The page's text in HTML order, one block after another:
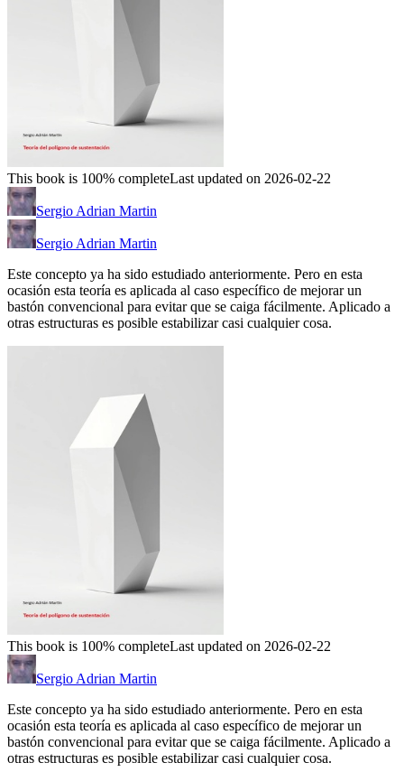
This book is 100% completeLast updated on 2026-02-22
Sergio Adrian Martin
Sergio Adrian Martin
Este concepto ya ha sido estudiado anteriormente. Pero en esta
ocasión esta teoría es aplicada al caso específico de mejorar un
bastón convencional para evitar que se caiga fácilmente. Aplicado a
otras estructuras es posible estabilizar casi cualquier cosa.
This book is 100% completeLast updated on 2026-02-22
Sergio Adrian Martin
Este concepto ya ha sido estudiado anteriormente. Pero en esta
ocasión esta teoría es aplicada al caso específico de mejorar un
bastón convencional para evitar que se caiga fácilmente. Aplicado a
otras estructuras es posible estabilizar casi cualquier cosa.